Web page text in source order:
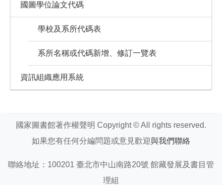
國圖學位論文代碼
學校及系所代碼表
系所名稱或代碼新增、修訂一覽表
資訊組織應用系統
國家圖書館著作權聲明 Copyright © All rights reserved.
如果您有任何分編問題或意見歡迎與我們聯絡
聯絡地址：100201 臺北市中山南路20號 館藏發展及書目管
理組